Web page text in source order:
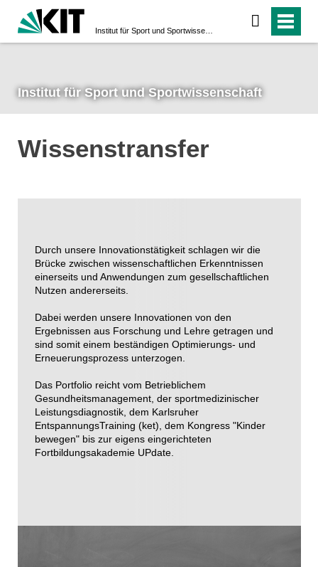
Institut für Sport und Sportwissenschaft
Wissenstransfer
Durch unsere Innovationstätigkeit schlagen wir die
Brücke zwischen wissenschaftlichen Erkenntnissen
einerseits und Anwendungen zum gesellschaftlichen
Nutzen andererseits.
Dabei werden unsere Innovationen von den
Ergebnissen aus Forschung und Lehre getragen und
sind somit einem beständigen Optimierungs- und
Erneuerungsprozess unterzogen.
Das Portfolio reicht vom Betrieblichem
Gesundheitsmanagement, der sportmedizinischer
Leistungsdiagnostik, dem Karlsruher
EntspannungsTraining (ket), dem Kongress "Kinder
bewegen" bis zur eigens eingerichteten
Fortbildungsakademie UPdate.